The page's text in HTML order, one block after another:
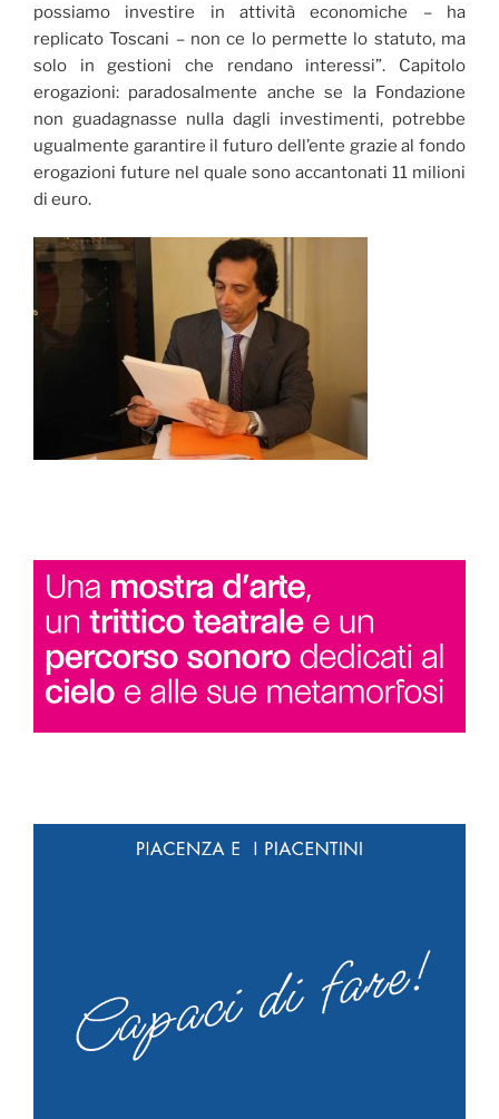
possiamo investire in attività economiche – ha
replicato Toscani – non ce lo permette lo statuto, ma
solo in gestioni che rendano interessi”. Capitolo
erogazioni: paradosalmente anche se la Fondazione
non guadagnasse nulla dagli investimenti, potrebbe
ugualmente garantire il futuro dell’ente grazie al fondo
erogazioni future nel quale sono accantonati 11 milioni
di euro.